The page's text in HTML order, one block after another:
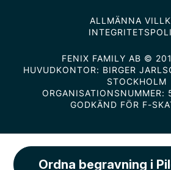
Ordna begravning i
ALLMÄNNA
FENIX FAMILY AB ©
HUVUDKONTOR: BIRGER
STOCKHOLM
GODKÄND FÖR F-